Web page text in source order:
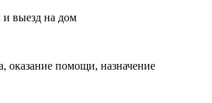
и выезд на дом
оказание помощи, назначение